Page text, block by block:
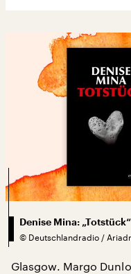
Denise Mina: „Totstück“
© Deutschlandradio /
Glasgow. Margo